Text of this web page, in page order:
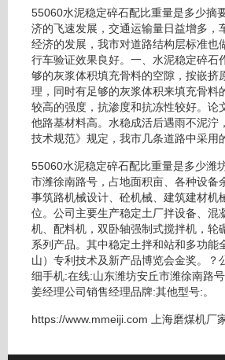
55060水泥稳定碎石配比重量是多少摘
济的飞速发展，交通运输量日益增多
经济的发展，我市对道路结构层标准
行车验证效果良好。一、水泥稳定碎石
够的灰浆体积填充骨料的空隙，按嵌
理，同时有足够的灰浆体积来填充骨
较高的强度，抗渗度和抗冻性较好。
他路基材料高。水稳成活后遇雨不泥泞
技术规范》规定，我市几条道路中采用
55060水泥稳定碎石配比重量是多少潍
市潍徐南路号，占地面积亩、各种设备
事筑路机械设计、砼机械、建筑建材
位。公司主要生产稳定土厂拌设备、混
机、配料机，双卧轴强制式搅拌机，
系列产品。其中稳定土拌和站和多功
山）专利技术及新产品博览会金奖。
细手机:在线:山东潍坊安丘市潍徐南路
姜经理公司销售经理品牌:其他型号:。
https://www.mmeiji.com 上海磨煤机厂